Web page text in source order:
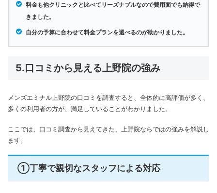
料金も他クリニックと比べてリーズナブルなので費用面でも納得で
きました。
自分の予算に合わせて料金プランを選べるのが助かりました。
5.口コミから見える上野院の強み
メンズエミナル上野院の口コミを調査すると、全体的に高評価が多く、
多くの利用者の方が、満足していることがわかりました。
ここでは、口コミ調査から見えてきた、上野院ならではの強みを解説し
ます。
①丁寧で親切なスタッフによる対応